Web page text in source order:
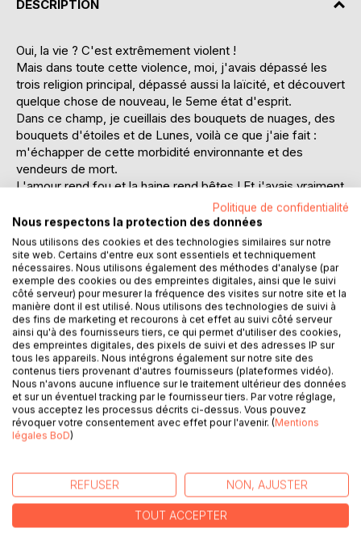
DESCRIPTION
Oui, la vie ? C'est extrêmement violent !
Mais dans toute cette violence, moi, j'avais dépassé les
trois religion principal, dépassé aussi la laïcité, et découvert
quelque chose de nouveau, le 5eme état d'esprit.
Dans ce champ, je cueillais des bouquets de nuages, des
bouquets d'étoiles et de Lunes, voilà ce que j'aie fait :
m'échapper de cette morbidité environnante et des
vendeurs de mort.
L'amour rend fou et la haine rend bêtes ! Et j'avais vraiment
l'impression ! Que je m'étais noyé dans un océan de
cauchemars et que je m'étais rattrapé, de justesse, à un
radeau et que l'on appelle... la vie.
Pour moi et maintenant, Dieu ? Ce n'est pas un homme,
assis dans un nuage ! Mais la nature, le Soleil, les arbres et
le vent ; voilà Dieu pour moi et aujourd'hui...
J'avais rencontré un Dieu, tout beau tout neuf ! Un Dieu et
qui me permit, de tordre le cou à toute cette fatalité et de
m'extirper aussi, de ce chemin de la mort.
J'avais grandi et mon esprit avait grandi, j'avais tout
dépassé et atteint, la sagesse éternelle et tout cela, dans
un simple champ de blé.
Mais il m'a permis ainsi, de garder ou démarrer dans la vie,
un nouveau temps... vraiment...! Mais lequel...?
Peut-être ! Un 5eme état d'esprit, celui ? Du temps des
-
Un livre étrange et mystérieux, et où le témoignage de
Politique de confidentialité
Nous respectons la protection des données
Nous utilisons des cookies et des technologies similaires sur notre
site web. Certains d'entre eux sont essentiels et techniquement
nécessaires. Nous utilisons également des méthodes d'analyse (par
exemple des cookies ou des empreintes digitales, ainsi que le suivi
côté serveur) pour mesurer la fréquence des visites sur notre site et la
manière dont il est utilisé. Nous utilisons des technologies de suivi à
des fins de marketing et recourons à cet effet au suivi côté serveur
ainsi qu'à des fournisseurs tiers, ce qui permet d'utiliser des cookies,
des empreintes digitales, des pixels de suivi et des adresses IP sur
tous les appareils. Nous intégrons également sur notre site des
contenus tiers provenant d'autres fournisseurs (plateformes vidéo).
Nous n'avons aucune influence sur le traitement ultérieur des données
et sur un éventuel tracking par le fournisseur tiers. Par votre réglage,
vous acceptez les processus décrits ci-dessus. Vous pouvez
révoquer votre consentement avec effet pour l'avenir. (Mentions
légales BoD)
REFUSER NON, AJUSTER
TOUT ACCEPTER